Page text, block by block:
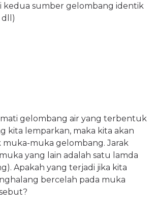
kedua sumber gelombang identik
dll)
gelombang air yang terbentuk
kita lemparkan, maka kita akan
muka gelombang. Jarak
yang lain adalah satu lamda
Apakah yang terjadi jika kita
bercelah pada muka